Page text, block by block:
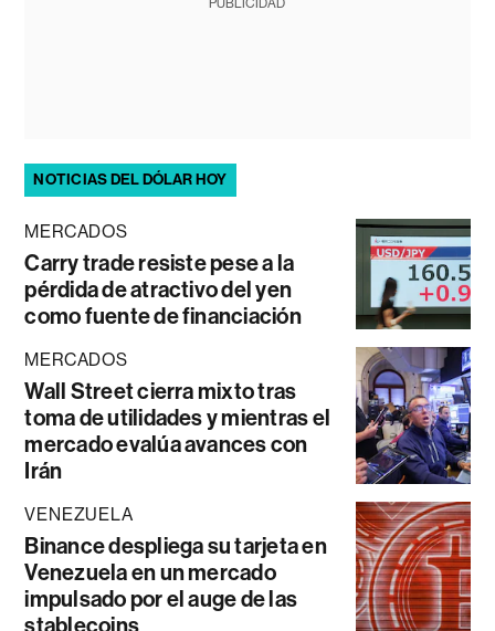
PUBLICIDAD
NOTICIAS DEL DÓLAR HOY
MERCADOS
Carry trade resiste pese a la
pérdida de atractivo del yen
como fuente de financiación
MERCADOS
Wall Street cierra mixto tras
toma de utilidades y mientras el
mercado evalúa avances con
Irán
VENEZUELA
Binance despliega su tarjeta en
Venezuela en un mercado
impulsado por el auge de las
stablecoins